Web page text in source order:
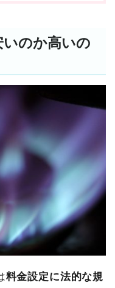
いのか高いの
料金設定に法的な規